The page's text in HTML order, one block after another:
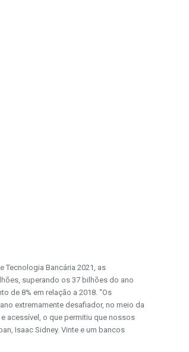
Tecnologia Bancária 2021, as
superando os 37 bilhões do ano
de 8% em relação a 2018. “Os
extremamente desafiador, no meio da
acessível, o que permitiu que nossos
Isaac Sidney. Vinte e um bancos